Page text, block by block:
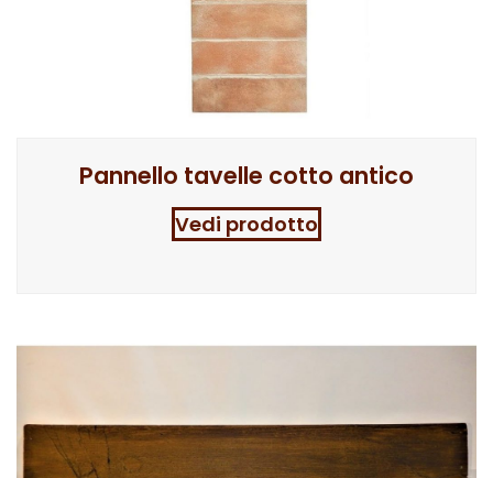
Pannello tavelle cotto antico
Vedi prodotto